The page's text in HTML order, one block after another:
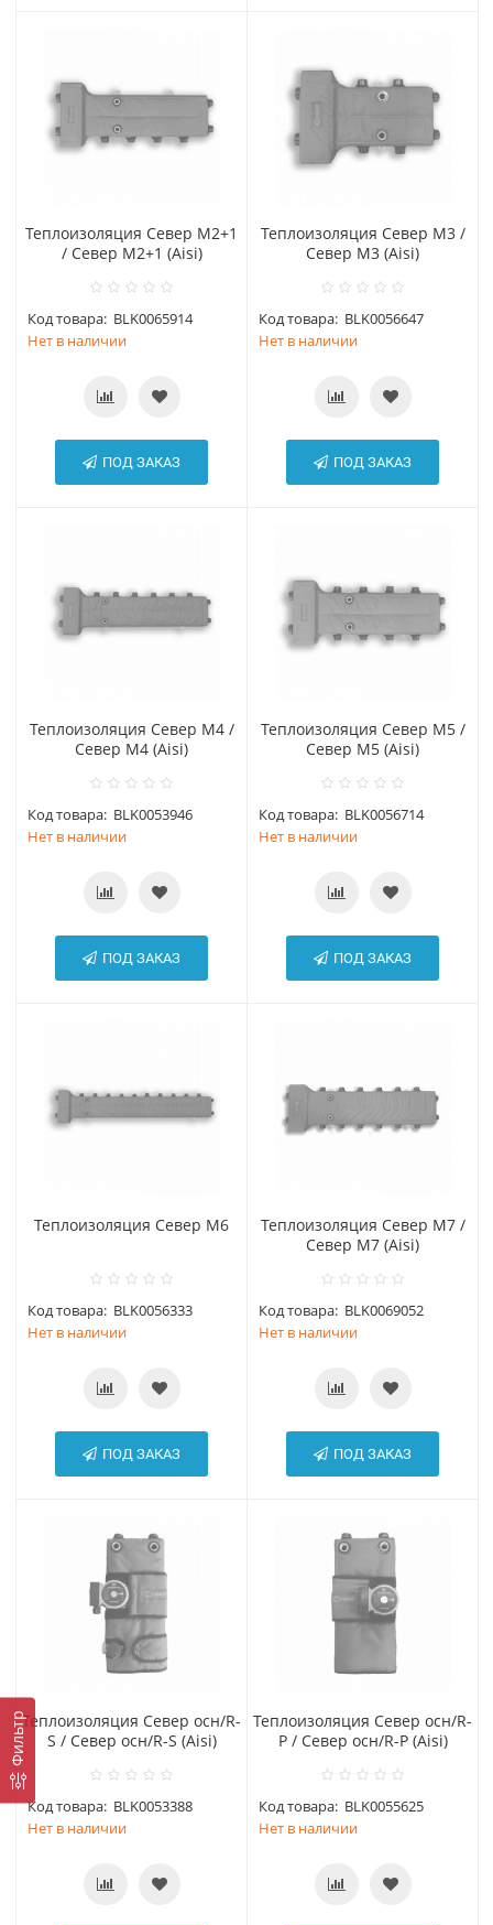
Фильтр
Теплоизоляция Север М2+1
/ Север М2+1 (Aisi)
Код товара: BLK0065914
Нет в наличии
ПОД ЗАКАЗ
Теплоизоляция Север М3 /
Север М3 (Aisi)
Код товара: BLK0056647
Нет в наличии
ПОД ЗАКАЗ
Теплоизоляция Север М4 /
Север М4 (Aisi)
Код товара: BLK0053946
Нет в наличии
ПОД ЗАКАЗ
Теплоизоляция Север М5 /
Север М5 (Aisi)
Код товара: BLK0056714
Нет в наличии
ПОД ЗАКАЗ
Теплоизоляция Север М6
Код товара: BLK0056333
Нет в наличии
ПОД ЗАКАЗ
Теплоизоляция Север М7 /
Север М7 (Aisi)
Код товара: BLK0069052
Нет в наличии
ПОД ЗАКАЗ
Теплоизоляция Север осн/R-
S / Север осн/R-S (Aisi)
Код товара: BLK0053388
Нет в наличии
Теплоизоляция Север осн/R-
Р / Север осн/R-Р (Aisi)
Код товара: BLK0055625
Нет в наличии